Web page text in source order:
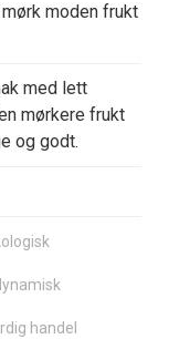
moden frukt
med lett
mørkere frukt
og godt.
handel